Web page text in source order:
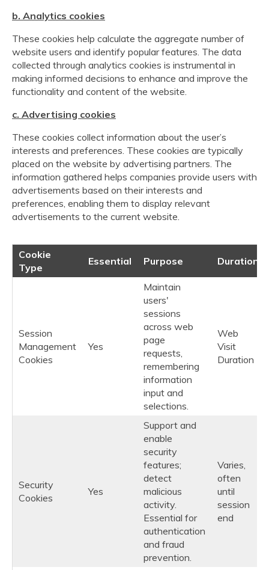
b. Analytics cookies
These cookies help calculate the aggregate number of
website users and identify popular features. The data
collected through analytics cookies is instrumental in
making informed decisions to enhance and improve the
functionality and content of the website.
c. Advertising cookies
These cookies collect information about the user’s
interests and preferences. These cookies are typically
placed on the website by advertising partners. The
information gathered helps companies provide users with
advertisements based on their interests and
preferences, enabling them to display relevant
advertisements to the current website.
Cookie
Type
Essential Purpose Duration
Session
Management
Cookies
Yes
Maintain
users'
sessions
across web
page
requests,
remembering
information
input and
selections.
Web
Visit
Duration
Security
Cookies
Yes
Support and
enable
security
features;
detect
malicious
activity.
Essential for
authentication
and fraud
prevention.
Varies,
often
until
session
end